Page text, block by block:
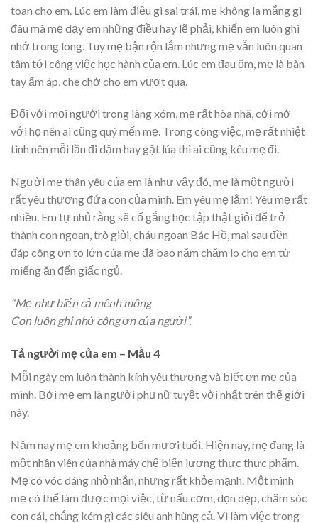
toan cho em. Lúc em làm điều gì sai trái, mẹ không la mắng gì
đâu mà mẹ dạy em những điều hay lẽ phải, khiến em luôn ghi
nhớ trong lòng. Tuy mẹ bận rộn lắm nhưng mẹ vẫn luôn quan
tâm tới công việc học hành của em. Lúc em đau ốm, mẹ là bàn
tay ấm áp, che chở cho em vượt qua.
Đối với mọi người trong làng xóm, mẹ rất hòa nhã, cởi mở
với họ nên ai cũng quý mến mẹ. Trong công việc, mẹ rất nhiệt
tình nên mỗi lần đi dặm hay gặt lúa thì ai cũng kêu mẹ đi.
Người mẹ thân yêu của em là như vậy đó, mẹ là một người
rất yêu thương đứa con của mình. Em yêu mẹ lắm! Yêu mẹ rất
nhiều. Em tự nhủ rằng sẽ cố gắng học tập thật giỏi để trở
thành con ngoan, trò giỏi, cháu ngoan Bác Hồ, mai sau đền
đáp công ơn to lớn của mẹ đã bao năm chăm lo cho em từ
miếng ăn đến giấc ngủ.
“Mẹ như biển cả mênh mông
Con luôn ghi nhớ công ơn của người”.
Tả người mẹ của em – Mẫu 4
Mỗi ngày em luôn thành kính yêu thương và biết ơn mẹ của
mình. Bởi mẹ em là người phụ nữ tuyệt vời nhất trên thế giới
này.
Năm nay mẹ em khoảng bốn mươi tuổi. Hiện nay, mẹ đang là
một nhân viên của nhà máy chế biến lương thực thực phẩm.
Mẹ có vóc dáng nhỏ nhắn, nhưng rất khỏe mạnh. Một mình
mẹ có thể làm được mọi việc, từ nấu cơm, dọn dẹp, chăm sóc
con cái, chẳng kém gì các siêu anh hùng cả. Vì làm việc trong